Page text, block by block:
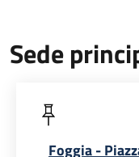
Sede
Foggia -